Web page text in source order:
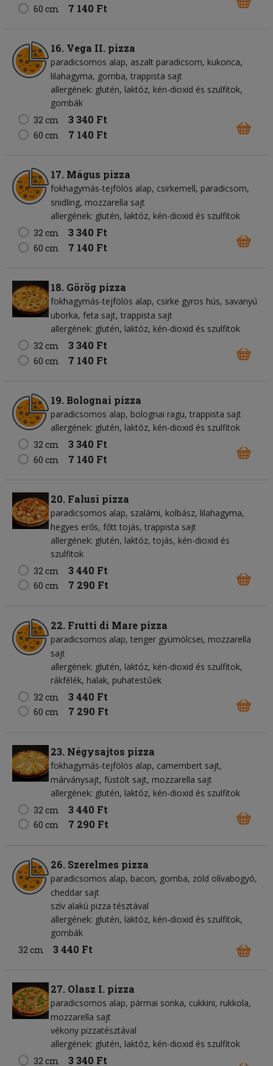
60 cm 7 140 Ft
16. Vega II. pizza
paradicsomos alap aszalt paradicsom kukorica
lilahagyma gomba trappista sajt
allergének: glutén, laktóz, kén-dioxid és szulfitok,
gombák
32 cm
3 340 Ft
60 cm 7 140 Ft
17. Mágus pizza
fokhagymás-tejfölös alap csirkemell paradicsom
snidling mozzarella sajt
allergének: glutén, laktóz, kén-dioxid és szulfitok
32 cm
3 340 Ft
60 cm 7 140 Ft
18. Görög pizza
fokhagymás-tejfölös alap csirke gyros hús savanyú
uborka feta sajt trappista sajt
allergének: glutén, laktóz, kén-dioxid és szulfitok
32 cm
3 340 Ft
60 cm 7 140 Ft
19. Bolognai pizza
paradicsomos alap bolognai ragu trappista sajt
allergének: glutén, laktóz, kén-dioxid és szulfitok
32 cm
3 340 Ft
60 cm 7 140 Ft
20. Falusi pizza
paradicsomos alap szalámi kolbász lilahagyma
hegyes erős főtt tojás trappista sajt
allergének: glutén, laktóz, tojás, kén-dioxid és
szulfitok
32 cm
3 440 Ft
60 cm 7 290 Ft
22. Frutti di Mare pizza
paradicsomos alap tenger gyümölcsei mozzarella
sajt
allergének: glutén, laktóz, kén-dioxid és szulfitok,
rákfélék, halak, puhatestűek
32 cm
3 440 Ft
60 cm 7 290 Ft
23. Négysajtos pizza
fokhagymás-tejfölös alap camembert sajt
márványsajt füstölt sajt mozzarella sajt
allergének: glutén, laktóz, kén-dioxid és szulfitok
32 cm
3 440 Ft
60 cm 7 290 Ft
26. Szerelmes pizza
paradicsomos alap bacon gomba zöld olívabogyó
cheddar sajt
szív alakú pizza tésztával
allergének: glutén, laktóz, kén-dioxid és szulfitok,
gombák
32 cm
3 440 Ft
27. Olasz I. pizza
paradicsomos alap pármai sonka cukkini rukkola
mozzarella sajt
vékony pizzatésztával
allergének: glutén, laktóz, kén-dioxid és szulfitok
32 cm
3 340 Ft